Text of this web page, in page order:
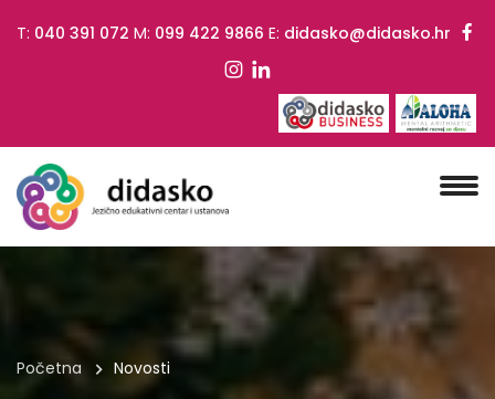
T: 040 391 072 M: 099 422 9866 E: didasko@didasko.hr
Početna Novosti